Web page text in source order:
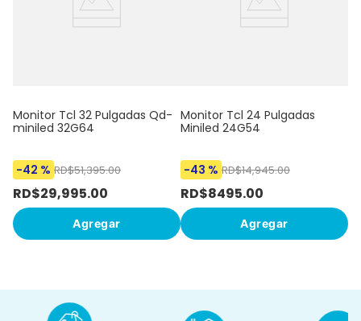
Monitor Tcl 32 Pulgadas Qd-
miniled 32G64
-42 % RD$51,395.00
RD$29,995.00
Agregar
Monitor Tcl 24 Pulgadas
Miniled 24G54
-43 % RD$14,945.00
RD$8495.00
Agregar